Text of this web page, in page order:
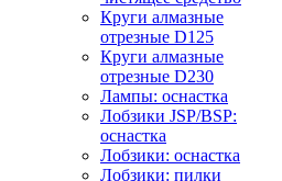
Круги алмазные
отрезные D125
Круги алмазные
отрезные D230
Лампы: оснастка
Лобзики JSP/BSP:
оснастка
Лобзики: оснастка
Лобзики: пилки